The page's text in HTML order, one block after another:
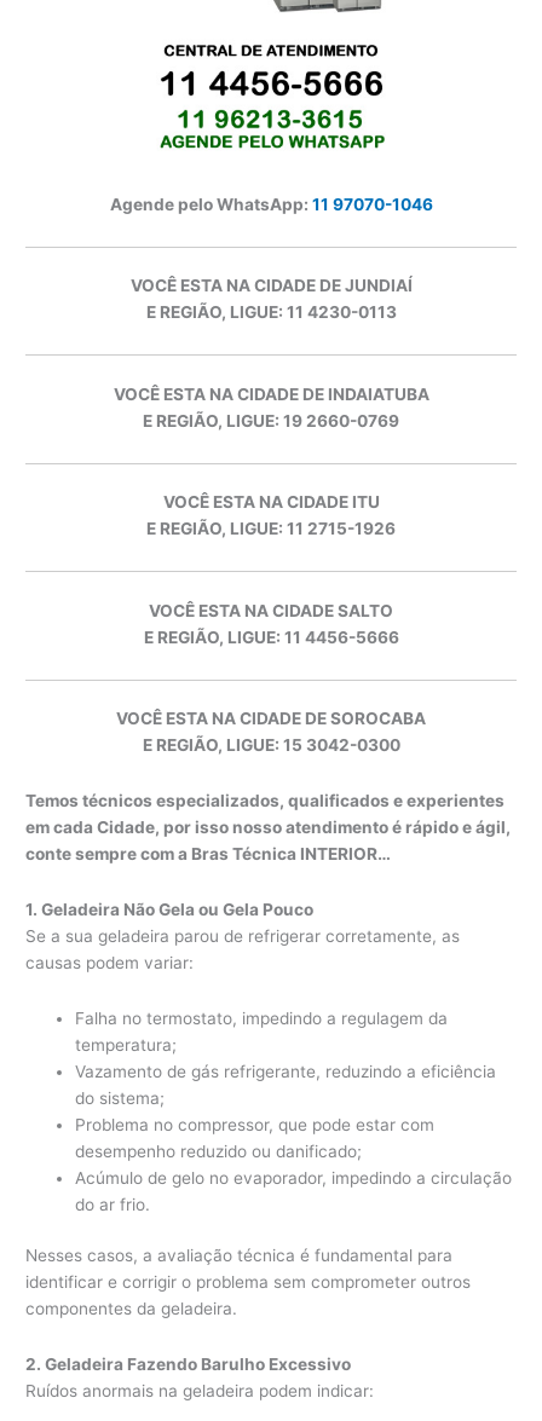
Agende pelo WhatsApp: 11 97070-1046
VOCÊ ESTA NA CIDADE DE JUNDIAÍ
E REGIÃO, LIGUE: 11 4230-0113
VOCÊ ESTA NA CIDADE DE INDAIATUBA
E REGIÃO, LIGUE: 19 2660-0769
VOCÊ ESTA NA CIDADE ITU
E REGIÃO, LIGUE: 11 2715-1926
VOCÊ ESTA NA CIDADE SALTO
E REGIÃO, LIGUE: 11 4456-5666
VOCÊ ESTA NA CIDADE DE SOROCABA
E REGIÃO, LIGUE: 15 3042-0300
Temos técnicos especializados, qualificados e experientes
em cada Cidade, por isso nosso atendimento é rápido e ágil,
conte sempre com a Bras Técnica INTERIOR…
1. Geladeira Não Gela ou Gela Pouco
Se a sua geladeira parou de refrigerar corretamente, as
causas podem variar:
Falha no termostato, impedindo a regulagem da
temperatura;
Vazamento de gás refrigerante, reduzindo a eficiência
do sistema;
Problema no compressor, que pode estar com
desempenho reduzido ou danificado;
Acúmulo de gelo no evaporador, impedindo a circulação
do ar frio.
Nesses casos, a avaliação técnica é fundamental para
identificar e corrigir o problema sem comprometer outros
componentes da geladeira.
2. Geladeira Fazendo Barulho Excessivo
Ruídos anormais na geladeira podem indicar: